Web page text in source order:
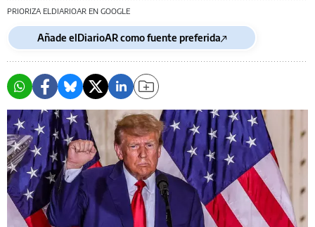
PRIORIZA ELDIARIOAR EN GOOGLE
Añade elDiarioAR como fuente preferida